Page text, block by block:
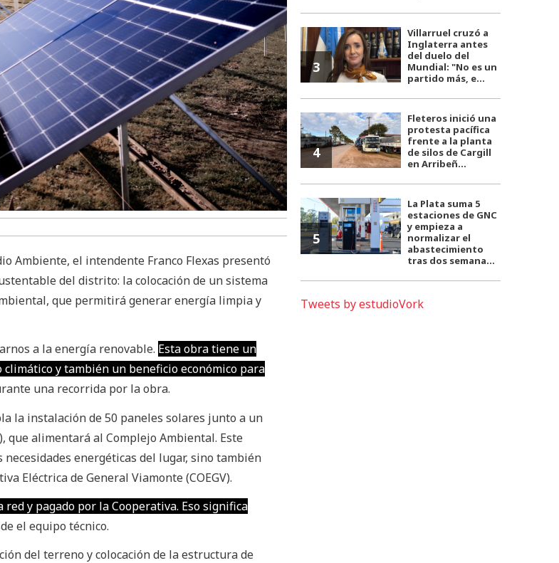
Ambiente, el intendente Franco Flexas presentó
del distrito: la colocación de un sistema
que permitirá generar energía limpia y
a la energía renovable. Esta obra tiene un
y también un beneficio económico para
una recorrida por la obra.
la instalación de 50 paneles solares junto a un
que alimentará al Complejo Ambiental. Este
energéticas del lugar, sino también
Eléctrica de General Viamonte (COEGV).
red y pagado por la Cooperativa. Eso significa
el equipo técnico.
del terreno y colocación de la estructura de
3
Villarruel cruzó a
Inglaterra antes
del duelo del
Mundial: "No es un
partido más, e...
4
Fleteros inició una
protesta pacífica
frente a la planta
de silos de Cargill
en Arribeñ...
5
La Plata suma 5
estaciones de GNC
y empieza a
normalizar el
abastecimiento
tras dos semana...
Tweets by estudioVork